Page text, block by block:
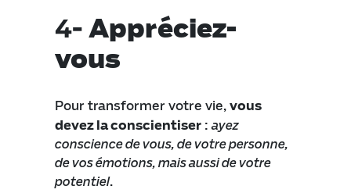
4-Appréciez-
vous
Pour transformer votre vie,vous
devez la conscientiser :ayez
conscience de vous, de votre personne,
de vos émotions, mais aussi de votre
potentiel.